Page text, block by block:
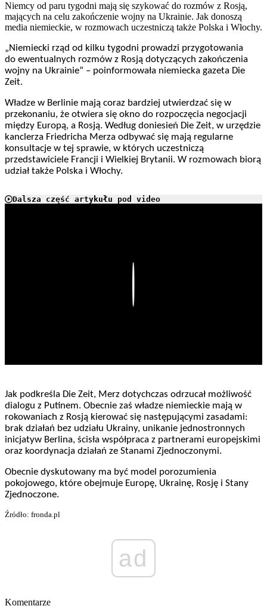
Niemcy od paru tygodni mają się szykować do rozmów z Rosją,
mających na celu zakończenie wojny na Ukrainie. Jak donoszą
media niemieckie, w rozmowach uczestniczą także Polska i Włochy.
„Niemiecki rząd od kilku tygodni prowadzi przygotowania
do ewentualnych rozmów z Rosją dotyczących zakończenia
wojny na Ukrainie” – poinformowała niemiecka gazeta Die
Zeit.
Władze w Berlinie mają coraz bardziej utwierdzać się w
przekonaniu, że otwiera się okno do rozpoczęcia negocjacji
między Europą, a Rosją. Według doniesień Die Zeit, w urzędzie
kanclerza Friedricha Merza odbywać się mają regularne
konsultacje w tej sprawie, w których uczestniczą
przedstawiciele Francji i Wielkiej Brytanii. W rozmowach biorą
udział także Polska i Włochy.
Dalsza część artykułu pod video
Jak podkreśla Die Zeit, Merz dotychczas odrzucał możliwość
dialogu z Putinem. Obecnie zaś władze niemieckie mają w
rokowaniach z Rosją kierować się następującymi zasadami:
brak działań bez udziału Ukrainy, unikanie jednostronnych
inicjatyw Berlina, ścisła współpraca z partnerami europejskimi
oraz koordynacja działań ze Stanami Zjednoczonymi.
Obecnie dyskutowany ma być model porozumienia
pokojowego, które obejmuje Europę, Ukrainę, Rosję i Stany
Zjednoczone.
Źródło: fronda.pl
ad
Komentarze